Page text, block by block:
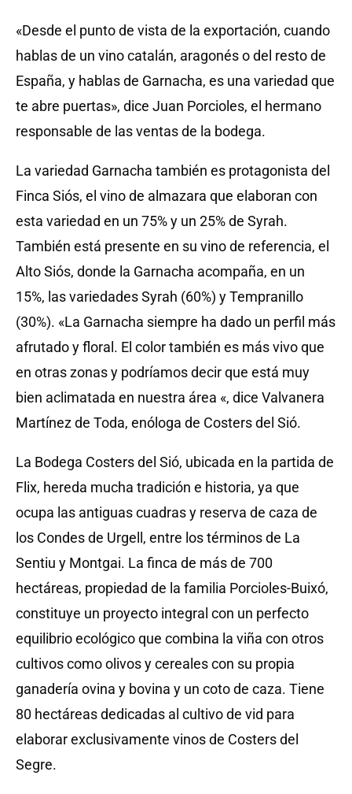
«Desde el punto de vista de la exportación, cuando
hablas de un vino catalán, aragonés o del resto de
España, y hablas de Garnacha, es una variedad que
te abre puertas», dice Juan Porcioles, el hermano
responsable de las ventas de la bodega.
La variedad Garnacha también es protagonista del
Finca Siós, el vino de almazara que elaboran con
esta variedad en un 75% y un 25% de Syrah.
También está presente en su vino de referencia, el
Alto Siós, donde la Garnacha acompaña, en un
15%, las variedades Syrah (60%) y Tempranillo
(30%). «La Garnacha siempre ha dado un perfil más
afrutado y floral. El color también es más vivo que
en otras zonas y podríamos decir que está muy
bien aclimatada en nuestra área «, dice Valvanera
Martínez de Toda, enóloga de Costers del Sió.
La Bodega Costers del Sió, ubicada en la partida de
Flix, hereda mucha tradición e historia, ya que
ocupa las antiguas cuadras y reserva de caza de
los Condes de Urgell, entre los términos de La
Sentiu y Montgai. La finca de más de 700
hectáreas, propiedad de la familia Porcioles-Buixó,
constituye un proyecto integral con un perfecto
equilibrio ecológico que combina la viña con otros
cultivos como olivos y cereales con su propia
ganadería ovina y bovina y un coto de caza. Tiene
80 hectáreas dedicadas al cultivo de vid para
elaborar exclusivamente vinos de Costers del
Segre.